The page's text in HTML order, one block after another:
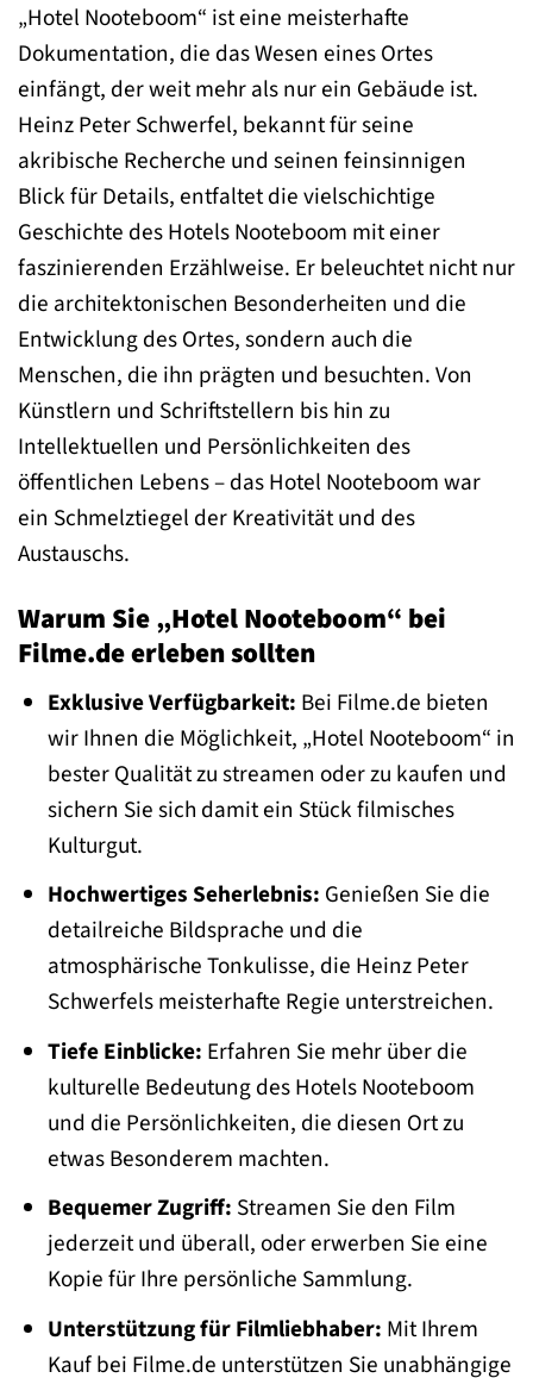
„Hotel Nooteboom“ ist eine meisterhafte
Dokumentation, die das Wesen eines Ortes
einfängt, der weit mehr als nur ein Gebäude ist.
Heinz Peter Schwerfel, bekannt für seine
akribische Recherche und seinen feinsinnigen
Blick für Details, entfaltet die vielschichtige
Geschichte des Hotels Nooteboom mit einer
faszinierenden Erzählweise. Er beleuchtet nicht nur
die architektonischen Besonderheiten und die
Entwicklung des Ortes, sondern auch die
Menschen, die ihn prägten und besuchten. Von
Künstlern und Schriftstellern bis hin zu
Intellektuellen und Persönlichkeiten des
öffentlichen Lebens – das Hotel Nooteboom war
ein Schmelztiegel der Kreativität und des
Austauschs.
Warum Sie „Hotel Nooteboom“ bei
Filme.de erleben sollten
Exklusive Verfügbarkeit: Bei Filme.de bieten
wir Ihnen die Möglichkeit, „Hotel Nooteboom“ in
bester Qualität zu streamen oder zu kaufen und
sichern Sie sich damit ein Stück filmisches
Kulturgut.
Hochwertiges Seherlebnis: Genießen Sie die
detailreiche Bildsprache und die
atmosphärische Tonkulisse, die Heinz Peter
Schwerfels meisterhafte Regie unterstreichen.
Tiefe Einblicke: Erfahren Sie mehr über die
kulturelle Bedeutung des Hotels Nooteboom
und die Persönlichkeiten, die diesen Ort zu
etwas Besonderem machten.
Bequemer Zugriff: Streamen Sie den Film
jederzeit und überall, oder erwerben Sie eine
Kopie für Ihre persönliche Sammlung.
Unterstützung für Filmliebhaber: Mit Ihrem
Kauf bei Filme.de unterstützen Sie unabhängige